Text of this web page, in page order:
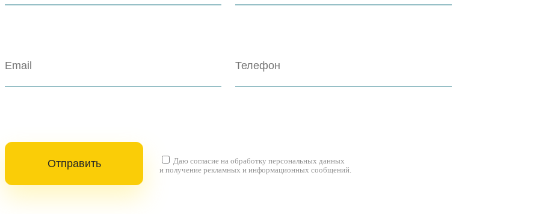
Даю согласие на обработку персональных данных
и получение рекламных и информационных сообщений.